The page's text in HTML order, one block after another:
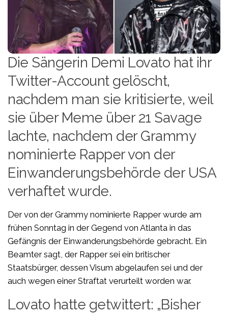
Die Sängerin Demi Lovato hat ihr
Twitter-Account gelöscht,
nachdem man sie kritisierte, weil
sie über Meme über 21 Savage
lachte, nachdem der Grammy
nominierte Rapper von der
Einwanderungsbehörde der USA
verhaftet wurde.
Der von der Grammy nominierte Rapper wurde am
frühen Sonntag in der Gegend von Atlanta in das
Gefängnis der Einwanderungsbehörde gebracht. Ein
Beamter sagt, der Rapper sei ein britischer
Staatsbürger, dessen Visum abgelaufen sei und der
auch wegen einer Straftat verurteilt worden war.
Lovato hatte getwittert: „Bisher